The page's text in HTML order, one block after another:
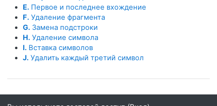
E. Первое и последнее вхождение
F. Удаление фрагмента
G. Замена подстроки
H. Удаление символа
I. Вставка символов
J. Удалить каждый третий символ